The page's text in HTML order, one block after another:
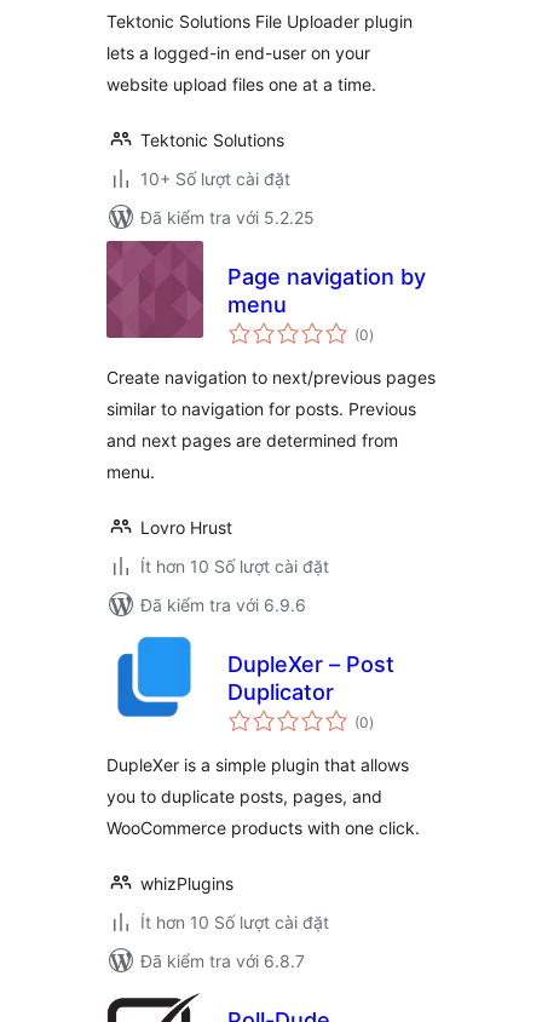
Tektonic Solutions File Uploader plugin
lets a logged-in end-user on your
website upload files one at a time.
Tektonic Solutions
10+ Số lượt cài đặt
Đã kiểm tra với 5.2.25
Page navigation by
menu
(0tổng
đánh
)
Create navigation to next/previous pages
similar to navigation for posts. Previous
and next pages are determined from
menu.
Lovro Hrust
Ít hơn 10 Số lượt cài đặt
Đã kiểm tra với 6.9.6
DupleXer – Post
Duplicator
(0tổng
đánh
)
DupleXer is a simple plugin that allows
you to duplicate posts, pages, and
WooCommerce products with one click.
whizPlugins
Ít hơn 10 Số lượt cài đặt
Đã kiểm tra với 6.8.7